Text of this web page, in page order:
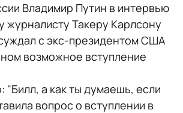
Владимир Путин в интервью
журналисту Такеру Карлсону
с экс-президентом США
возможное вступление
"Билл, а как ты думаешь, если
вопрос о вступлении в